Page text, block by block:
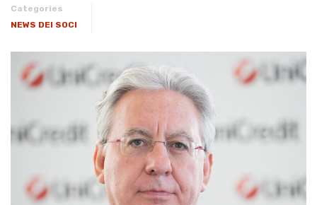
Categories
NEWS DEI SOCI